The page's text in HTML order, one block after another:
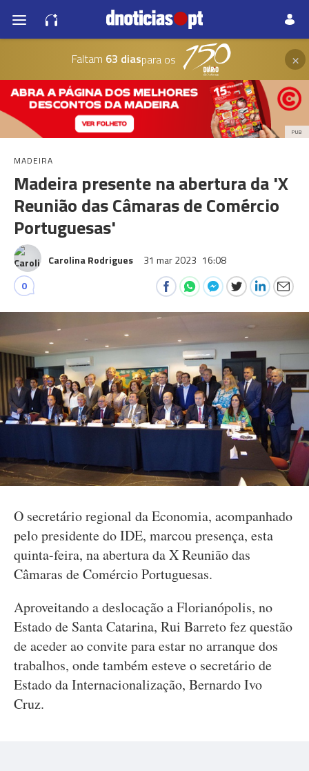
Faltam 63 diaspara os ×
PUB
MADEIRA
Madeira presente na abertura da 'X
Reunião das Câmaras de Comércio
Portuguesas'
Carolina Rodrigues 31 mar 2023 16:08
0
O secretário regional da Economia, acompanhado
pelo presidente do IDE, marcou presença, esta
quinta-feira, na abertura da X Reunião das
Câmaras de Comércio Portuguesas.
Aproveitando a deslocação a Florianópolis, no
Estado de Santa Catarina, Rui Barreto fez questão
de aceder ao convite para estar no arranque dos
trabalhos, onde também esteve o secretário de
Estado da Internacionalização, Bernardo Ivo
Cruz.